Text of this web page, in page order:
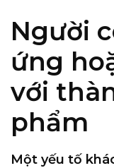
Người
ứng
với
phẩm
Một yếu tố